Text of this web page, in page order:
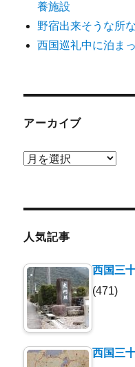
養施設
野宿出来そうな所
西国巡礼中に泊ま
アーカイブ
ア
ブ
人気記事
西国三
(471)
西国三